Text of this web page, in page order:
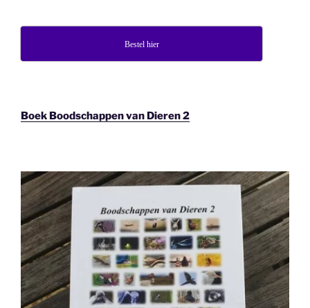
Bestel hier
Boek Boodschappen van Dieren 2